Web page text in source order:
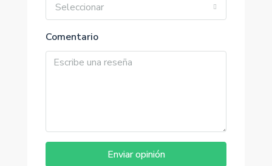
Seleccionar
Comentario
Enviar opinión